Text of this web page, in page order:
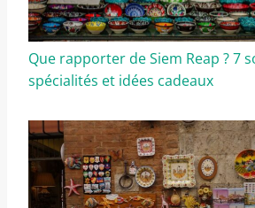
Que rapporter de Siem Reap ? 7
spécialités et idées cadeaux